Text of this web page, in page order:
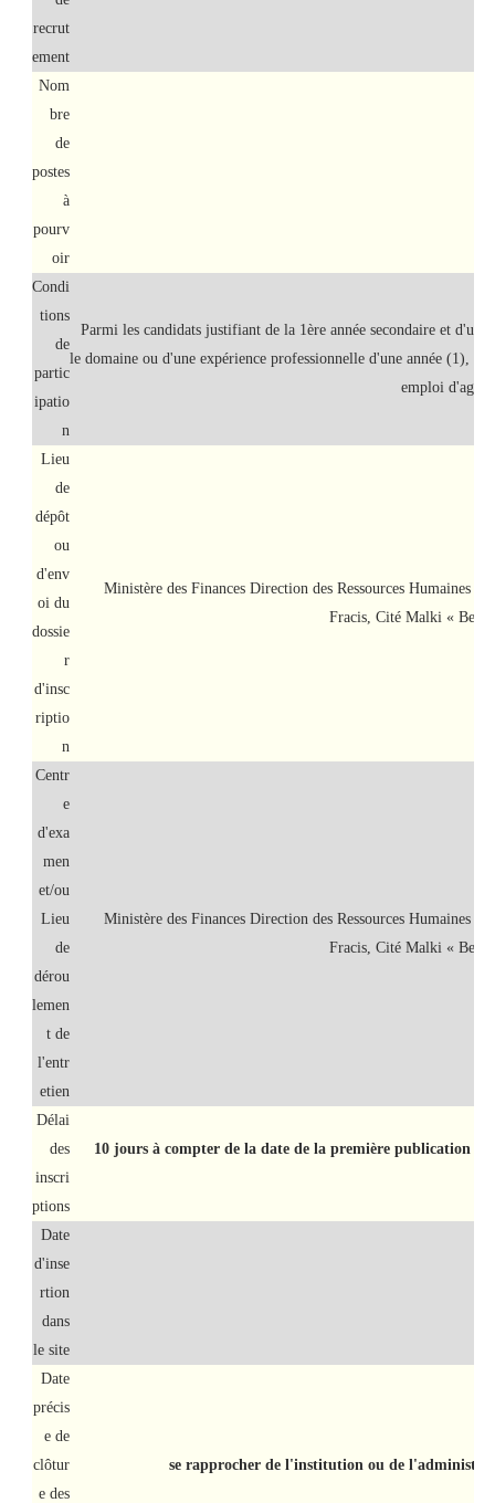
recrut
ement
Nom
bre
de
postes
à
pourv
oir
Condi
tions
de
partic
ipatio
n
Parmi les candidats justifiant de la 1ère année secondaire et
le domaine ou d'une expérience professionnelle d'une année (1), au
emploi
Lieu
de
dépôt
ou
d'env
oi du
dossie
r
d'insc
riptio
n
Ministère des Finances Direction des Ressources Humaines
Fracis, Cité Malki « Ben
Centr
e
d'exa
men
et/ou
Lieu
de
dérou
lemen
t de
l'entr
etien
Ministère des Finances Direction des Ressources Humaines
Fracis, Cité Malki « Ben
Délai
des
inscri
ptions
10 jours à compter de la date de la première publication
Date
d'inse
rtion
dans
le site
Date
précis
e de
clôtur
e des
se rapprocher de l'institution ou de